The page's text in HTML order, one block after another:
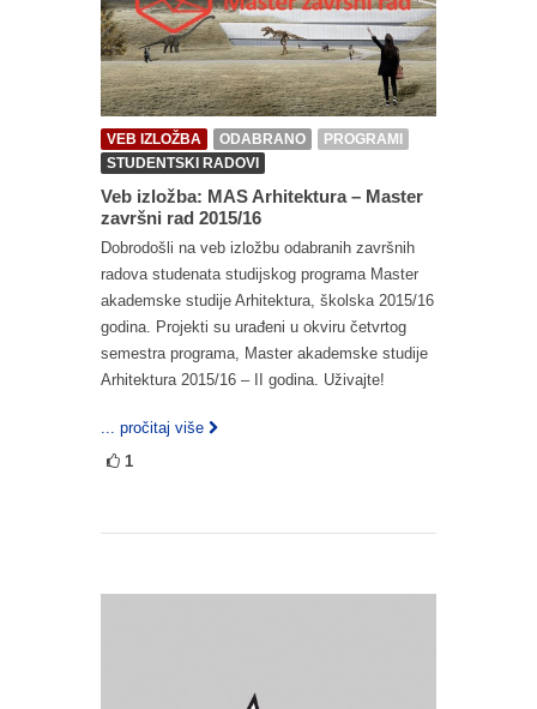
VEB IZLOŽBA ODABRANO
PROGRAMI
STUDENTSKI RADOVI
Veb izložba: MAS Arhitektura – Master
završni rad 2015/16
Dobrodošli na veb izložbu odabranih završnih
radova studenata studijskog programa Master
akademske studije Arhitektura, školska 2015/16
godina. Projekti su urađeni u okviru četvrtog
semestra programa, Master akademske studije
Arhitektura 2015/16 – II godina. Uživajte!
... pročitaj više
1